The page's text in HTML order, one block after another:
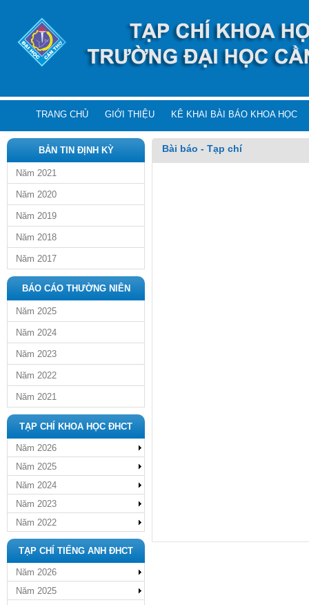
TRANG CHỦ GIỚI THIỆU KÊ KHAI BÀI BÁO KHOA HỌC
BẢN TIN ĐỊNH KỲ
Năm 2021
Năm 2020
Năm 2019
Năm 2018
Năm 2017
BÁO CÁO THƯỜNG NIÊN
Năm 2025
Năm 2024
Năm 2023
Năm 2022
Năm 2021
TẠP CHÍ KHOA HỌC ĐHCT
Năm 2026
Năm 2025
Năm 2024
Năm 2023
Năm 2022
TẠP CHÍ TIẾNG ANH ĐHCT
Năm 2026
Năm 2025
Bài báo - Tạp chí